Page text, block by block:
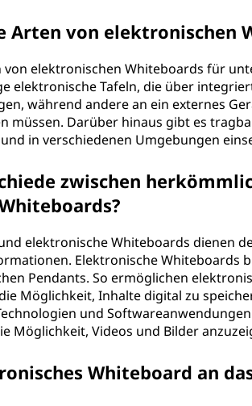
Arten von elektronischen
von elektronischen Whiteboards für
elektronische Tafeln, die über
während andere an ein externes
müssen. Darüber hinaus gibt es
in verschiedenen Umgebungen
zwischen
elektronische Whiteboards dienen
Elektronische Whiteboards
Pendants. So ermöglichen
Möglichkeit, Inhalte digital zu
und
Möglichkeit, Videos und Bilder
Whiteboard an